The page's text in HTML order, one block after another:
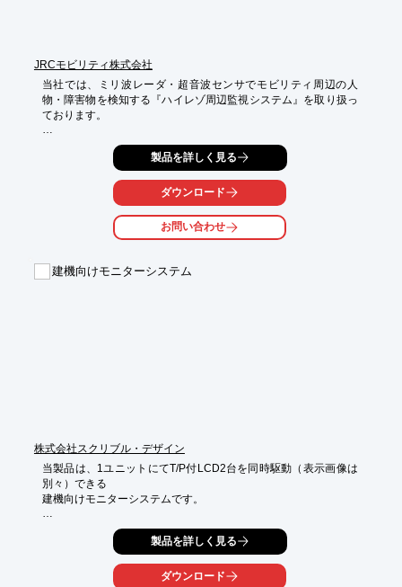
JRCモビリティ株式会社
当社では、ミリ波レーダ・超音波センサでモビリティ周辺の人
物・障害物を検知する『ハイレゾ周辺監視システム』を取り扱っ
ております。
複数センサで周辺物標を検出。各センサの死角を補い合い、物標
また、アプリケーションによってセンサの種類・数のカスタマイ
可能となっております。
■複数センサで周辺物標を検出
製品を詳しく見る
ダウンロード
お問い合わせ
建機向けモニターシステム
株式会社スクリブル・デザイン
当製品は、1ユニットにてT/P付LCD2台を同時駆動（表示画像は
別々）できる
建機向けモニターシステムです。
車両ECUとのCAN通信にて車両情報画面を表示し、KEY操作によ
制御することが可能。
製品を詳しく見る
ダウンロード